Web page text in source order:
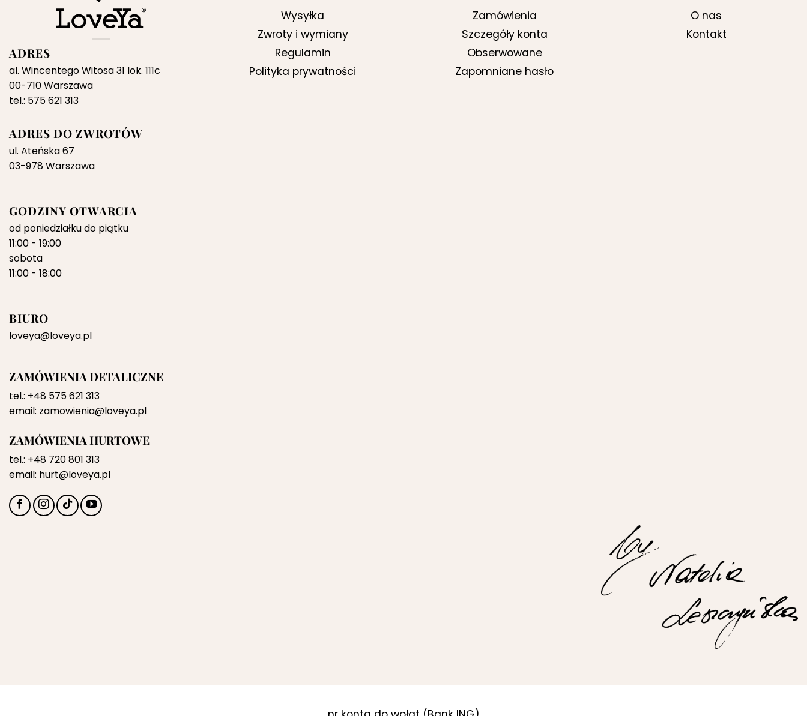
ADRES
al. Wincentego Witosa 31 lok. 111c
00-710 Warszawa
tel.: 575 621 313
ADRES DO ZWROTÓW
ul. Ateńska 67
03-978 Warszawa
GODZINY OTWARCIA
od poniedziałku do piątku
11:00 - 19:00
sobota
11:00 - 18:00
BIURO
loveya@loveya.pl
ZAMÓWIENIA DETALICZNE
tel.: +48 575 621 313
email: zamowienia@loveya.pl
ZAMÓWIENIA HURTOWE
tel.: +48 720 801 313
email: hurt@loveya.pl
Wysyłka
Zwroty i wymiany
Regulamin
Polityka prywatności
Zamówienia
Szczegóły konta
Obserwowane
Zapomniane hasło
O nas
Kontakt